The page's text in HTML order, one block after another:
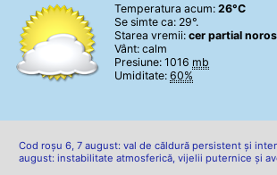
Temperatura acum: 26°C
Se simte ca: 29°.
Starea vremii: cer partial noros
Vânt: calm
Presiune: 1016 mb
Umiditate: 60%
Cod roșu 6, 7 august: val de căldură persistent și
august: instabilitate atmosferică, vijelii puternice și